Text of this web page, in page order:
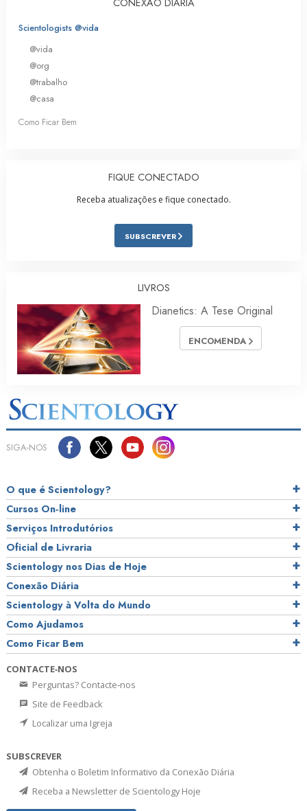
Scientologists @vida
@vida
@org
@trabalho
@casa
Como Ficar Bem
FIQUE CONECTADO
Receba atualizações e fique conectado.
SUBSCREVER
LIVROS
Dianetics: A Tese Original
ENCOMENDA
SIGA‑NOS
O que é Scientology?
Cursos On‑line
Serviços Introdutórios
Oficial de Livraria
Scientology nos Dias de Hoje
Conexão Diária
Scientology à Volta do Mundo
Como Ajudamos
Como Ficar Bem
CONTACTE‑NOS
Perguntas? Contacte‑nos
Site de Feedback
Localizar uma Igreja
SUBSCREVER
Obtenha o Boletim Informativo da Conexão Diária
Receba a Newsletter de Scientology Hoje